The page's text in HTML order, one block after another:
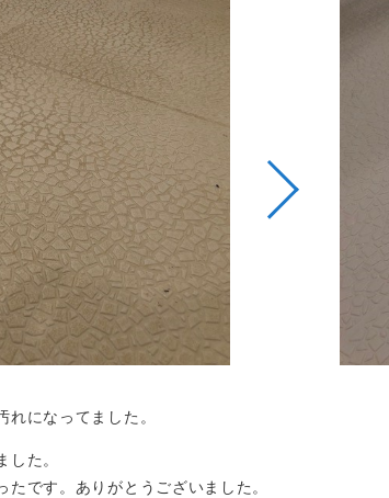
になってました。
た。
です。ありがとうございました。